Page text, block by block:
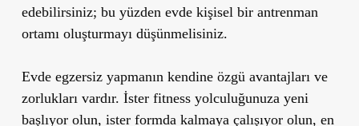
edebilirsiniz; bu yüzden evde kişisel bir antrenman
ortamı oluşturmayı düşünmelisiniz.
Evde egzersiz yapmanın kendine özgü avantajları ve
zorlukları vardır. İster fitness yolculuğunuza yeni
başlıyor olun, ister formda kalmaya çalışıyor olun, en